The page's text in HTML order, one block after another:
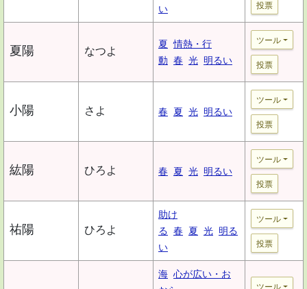
い
投票
夏陽 なつよ
夏 情熱・行
動 春 光 明るい
ツール
投票
小陽 さよ 春 夏 光 明るい
ツール
投票
紘陽 ひろよ 春 夏 光 明るい
ツール
投票
祐陽 ひろよ
助け
る 春 夏 光 明る
い
ツール
投票
海 心が広い・お